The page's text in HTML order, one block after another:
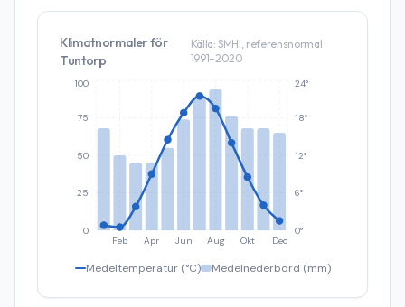
Klimatnormaler för
Tuntorp
Källa: SMHI, referensnormal
1991–2020
Feb Apr Jun Aug Okt Dec
0
25
50
75
100
0°
6°
12°
18°
24°
Medeltemperatur (°C) Medelnederbörd (mm)